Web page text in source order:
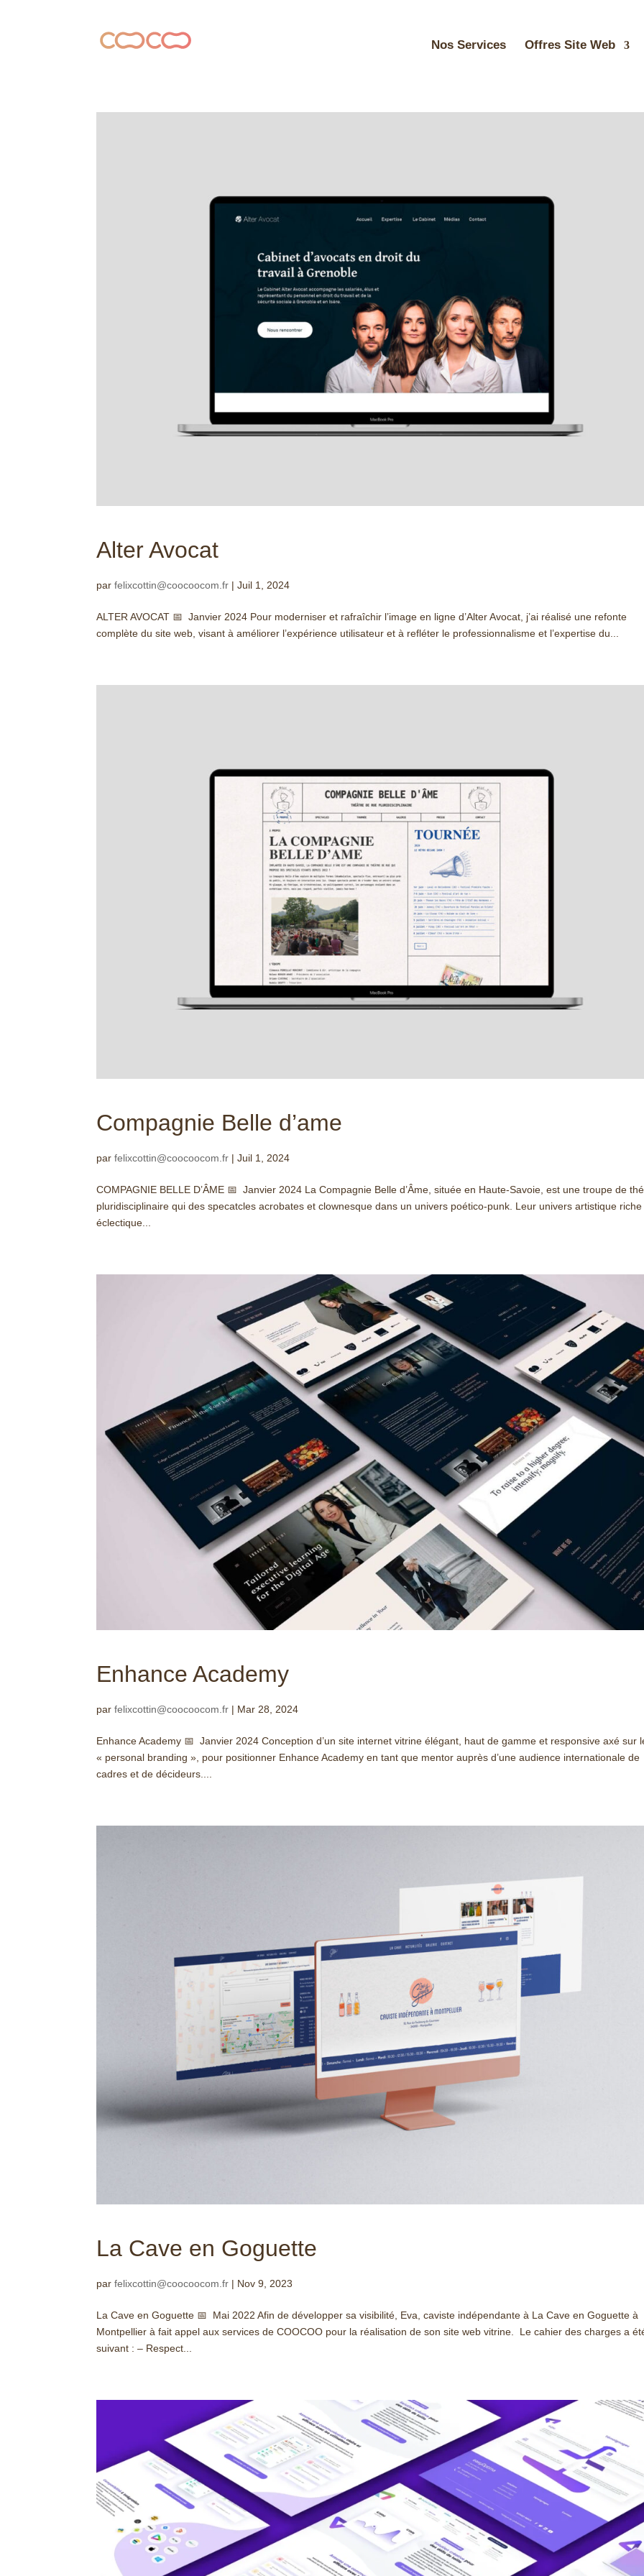
Nos Services Offres Site Web
Alter Avocat
parfelixcottin@coocoocom.fr |Juil 1, 2024
ALTER AVOCAT 📅 Janvier 2024 Pour moderniser et rafraîchir l’image en ligne d’Alter Avocat, j’ai réalisé une refonte
complète du site web, visant à améliorer l’expérience utilisateur et à refléter le professionnalisme et l’expertise du...
Compagnie Belle d’ame
parfelixcottin@coocoocom.fr |Juil 1, 2024
COMPAGNIE BELLE D’ÂME 📅 Janvier 2024 La Compagnie Belle d’Âme, située en Haute-Savoie, est une troupe de
pluridisciplinaire qui des specatcles acrobates et clownesque dans un univers poético-punk. Leur univers artistique
éclectique...
Enhance Academy
parfelixcottin@coocoocom.fr | Mar 28, 2024
Enhance Academy 📅 Janvier 2024 Conception d’un site internet vitrine élégant, haut de gamme et responsive axé sur
« personal branding », pour positionner Enhance Academy en tant que mentor auprès d’une audience internationale de
cadres et de décideurs....
La Cave en Goguette
parfelixcottin@coocoocom.fr | Nov 9, 2023
La Cave en Goguette 📅 Mai 2022 Afin de développer sa visibilité, Eva, caviste indépendante à La Cave en Goguette à
Montpellier à fait appel aux services de COOCOO pour la réalisation de son site web vitrine. Le cahier des charges a
suivant : – Respect...